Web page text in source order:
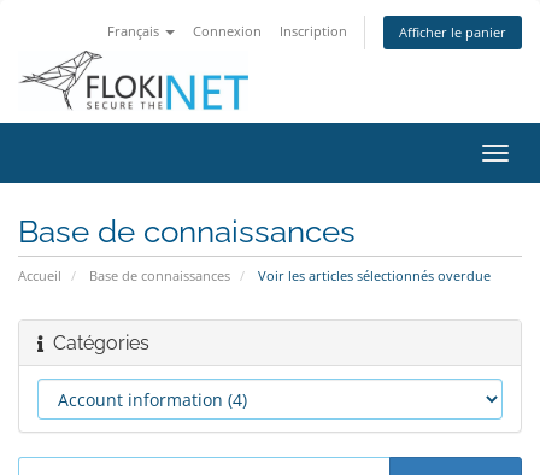
Français Connexion Inscription Afficher le panier
la
Base de connaissances
Accueil Base de connaissances Voir les articles sélectionnés overdue
Catégories